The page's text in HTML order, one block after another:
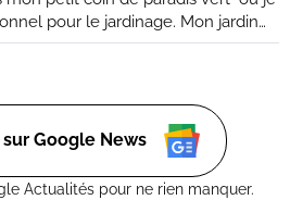
pour le jardinage. Mon jardin
endroit où je peux me ressourcer
beauté de la nature. Suivez mes
balcon ou dans un vaste espace
Google News
Actualités pour ne rien manquer.